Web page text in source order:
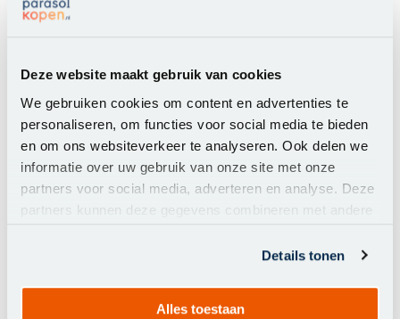
Deze website maakt gebruik van cookies
We gebruiken cookies om content en advertenties te
personaliseren, om functies voor social media te bieden
en om ons websiteverkeer te analyseren. Ook delen we
informatie over uw gebruik van onze site met onze
partners voor social media, adverteren en analyse. Deze
partners kunnen deze gegevens combineren met andere
verzameld op basis van uw gebruik van hun services.
Details tonen
Alles toestaan
Perfect Shadow Marbella
- Hawaii verrijdbare
parasolvoet 120kg.
4-Seasons Siesta
parasolvoet graniet - 90
kg
Vergelijk dit product